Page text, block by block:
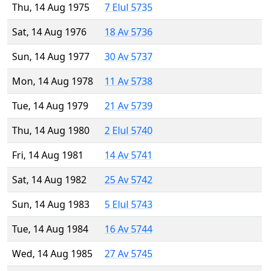
Thu, 14 Aug 1975
7 Elul 5735
Sat, 14 Aug 1976
18 Av 5736
Sun, 14 Aug 1977
30 Av 5737
Mon, 14 Aug 1978
11 Av 5738
Tue, 14 Aug 1979
21 Av 5739
Thu, 14 Aug 1980
2 Elul 5740
Fri, 14 Aug 1981
14 Av 5741
Sat, 14 Aug 1982
25 Av 5742
Sun, 14 Aug 1983
5 Elul 5743
Tue, 14 Aug 1984
16 Av 5744
Wed, 14 Aug 1985
27 Av 5745